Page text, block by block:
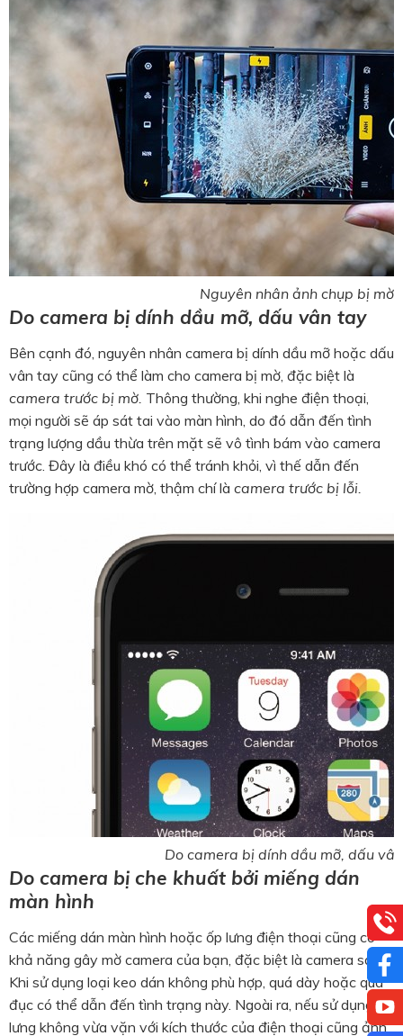
Nguyên nhân ảnh chụp bị mờ
Do camera bị dính dầu mỡ, dấu vân tay
Bên cạnh đó, nguyên nhân camera bị dính dầu mỡ hoặc dấu
vân tay cũng có thể làm cho camera bị mờ, đặc biệt là
camera trước bị mờ. Thông thường, khi nghe điện thoại,
mọi người sẽ áp sát tai vào màn hình, do đó dẫn đến tình
trạng lượng dầu thừa trên mặt sẽ vô tình bám vào camera
trước. Đây là điều khó có thể tránh khỏi, vì thế dẫn đến
trường hợp camera mờ, thậm chí là camera trước bị lỗi.
Do camera bị dính dầu mỡ, dấu
Do camera bị che khuất bởi miếng dán
màn hình
Các miếng dán màn hình hoặc ốp lưng điện thoại cũng có
khả năng gây mờ camera của bạn, đặc biệt là camera sau.
Khi sử dụng loại keo dán không phù hợp, quá dày hoặc quá
đục có thể dẫn đến tình trạng này. Ngoài ra, nếu sử dụng ốp
lưng không vừa vặn với kích thước của điện thoại cũng ảnh